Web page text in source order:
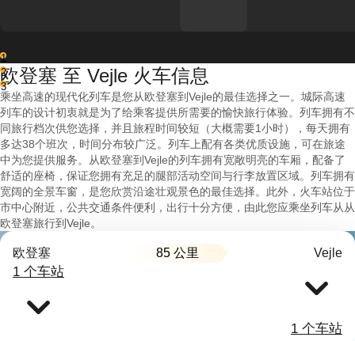
1
2
3
欧登塞 至 Vejle 火车信息
乘坐高速的现代化列车是您从欧登塞到Vejle的最佳选择之一。城际高速
列车的设计初衷就是为了给乘客提供所需要的愉快旅行体验。列车拥有不
同旅行档次供您选择，并且旅程时间较短（大概需要1小时），每天拥有
多达38个班次，时间分布较广泛。列车上配有各类优质设施，可在旅途
中为您提供服务。从欧登塞到Vejle的列车拥有宽敞明亮的车厢，配备了
舒适的座椅，保证您拥有充足的腿部活动空间与行李放置区域。列车拥有
宽阔的全景车窗，是您欣赏沿途壮观景色的最佳选择。此外，火车站位于
市中心附近，公共交通条件便利，出行十分方便，由此您应乘坐列车从从
欧登塞旅行到Vejle。
欧登塞 85 公里 Vejle
1 个车站
1 个车站